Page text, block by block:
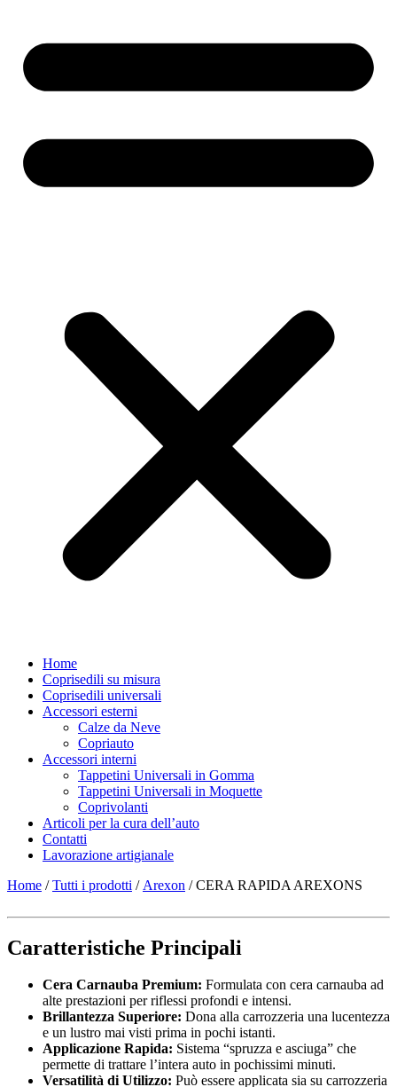
Home
Coprisedili su misura
Coprisedili universali
Accessori esterni
Calze da Neve
Copriauto
Accessori interni
Tappetini Universali in Gomma
Tappetini Universali in Moquette
Coprivolanti
Articoli per la cura dell’auto
Contatti
Lavorazione artigianale
Home /Tutti i prodotti / Arexon / CERA RAPIDA AREXONS
Caratteristiche Principali
Cera Carnauba Premium: Formulata con cera carnauba ad
alte prestazioni per riflessi profondi e intensi.
Brillantezza Superiore: Dona alla carrozzeria una lucentezza
e un lustro mai visti prima in pochi istanti.
Applicazione Rapida: Sistema “spruzza e asciuga” che
permette di trattare l’intera auto in pochissimi minuti.
Versatilità di Utilizzo: Può essere applicata sia su carrozzeria